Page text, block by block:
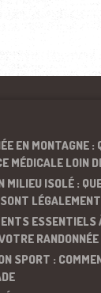
EN MONTAGNE :
MÉDICALE LOIN
MILIEU ISOLÉ :
ESSENTIELS
SPORT :